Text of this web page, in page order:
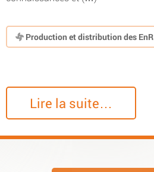
Production et distribution des EnR
Lire la suite…